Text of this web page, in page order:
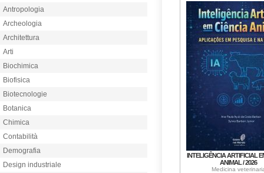
Antropologia
Archeologia
Architettura
Arti
Biochimica
Biofisica
Biotecnologie
Botanica
Chimica
Contabilità
Demografia
Design industriale
INTELIGÊNCIA ARTIFICIAL
ANIMAL / 2026
Medicina